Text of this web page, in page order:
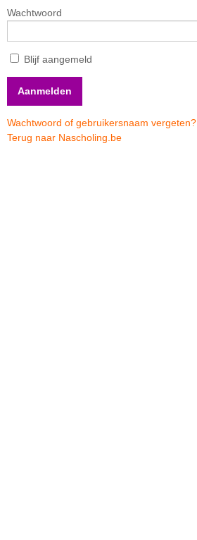
Wachtwoord
Blijf aangemeld
Wachtwoord of gebruikersnaam vergeten?
Terug naar Nascholing.be